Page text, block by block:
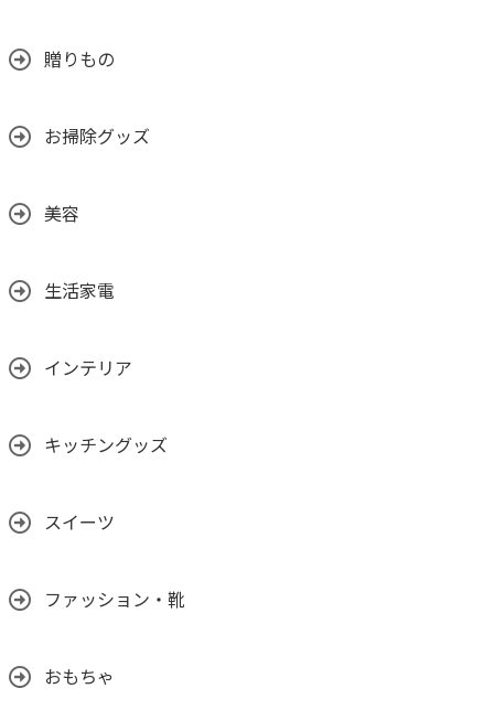
贈りもの
お掃除グッズ
美容
生活家電
インテリア
キッチングッズ
スイーツ
ファッション・靴
おもちゃ